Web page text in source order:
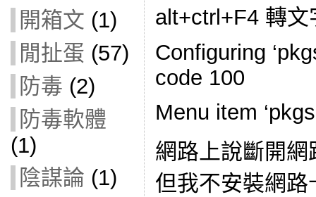
開箱文 (1)
閒扯蛋 (57)
防毒 (2)
防毒軟體
(1)
陰謀論 (1)
alt+ctrl+F4 轉
Configuring
code 100
Menu item
網路上說斷開
但我不安裝網